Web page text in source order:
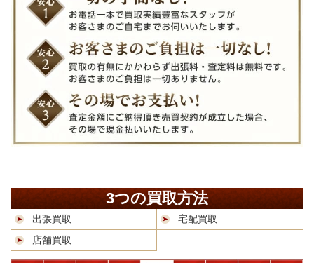
3つの買取方法
出張買取
宅配買取
店舗買取